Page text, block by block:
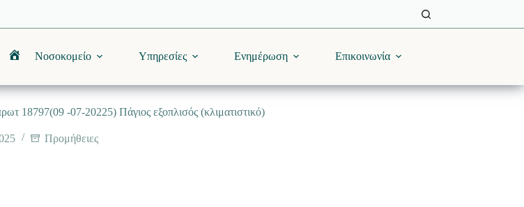
ΑρχικήΝοσοκομείο Υπηρεσίες Ενημέρωση Επικοινωνία
18797(09 -07-20225) Πάγιος εξοπλισός (κλιματιστικό)
Προμήθειες